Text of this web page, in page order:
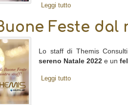
Leggi tutto
Feste dal
Lo staff di Themis
sereno Natale 2022 e un
Leggi tutto